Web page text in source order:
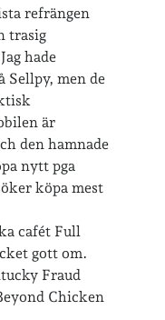
refrängen
trasig
hade
Sellpy, men de
är
den hamnade
nytt pga
köpa mest
cafét Full
gott om.
Fraud
Chicken